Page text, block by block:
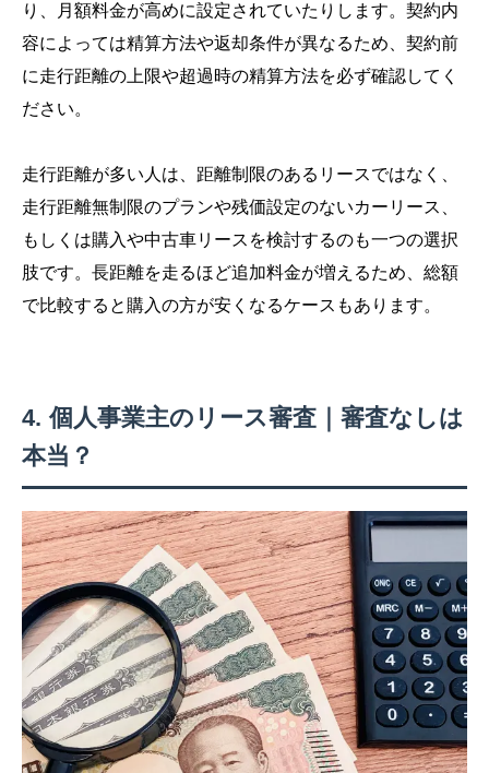
り、月額料金が高めに設定されていたりします。契約内
容によっては精算方法や返却条件が異なるため、契約前
に走行距離の上限や超過時の精算方法を必ず確認してく
ださい。
走行距離が多い人は、距離制限のあるリースではなく、
走行距離無制限のプランや残価設定のないカーリース、
もしくは購入や中古車リースを検討するのも一つの選択
肢です。長距離を走るほど追加料金が増えるため、総額
で比較すると購入の方が安くなるケースもあります。
個人事業主のリース審査｜審査なしは
本当？